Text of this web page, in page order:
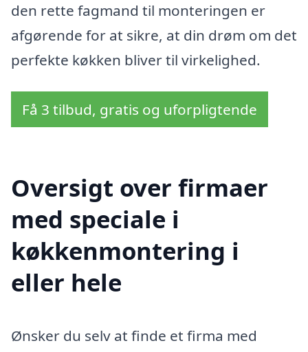
den rette fagmand til monteringen er
afgørende for at sikre, at din drøm om det
perfekte køkken bliver til virkelighed.
Få 3 tilbud, gratis og uforpligtende
Oversigt over firmaer
med speciale i
køkkenmontering i
eller hele
Ønsker du selv at finde et firma med